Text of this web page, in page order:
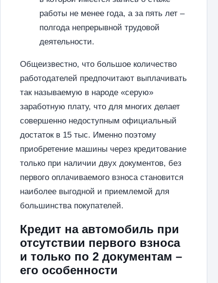
работы не менее года, а за пять лет –
полгода непрерывной трудовой
деятельности.
Общеизвестно, что большое количество
работодателей предпочитают выплачивать
так называемую в народе «серую»
заработную плату, что для многих делает
совершенно недоступным официальный
достаток в 15 тыс. Именно поэтому
приобретение машины через кредитование
только при наличии двух документов, без
первого оплачиваемого взноса становится
наиболее выгодной и приемлемой для
большинства покупателей.
Кредит на автомобиль при
отсутствии первого взноса
и только по 2 документам –
его особенности